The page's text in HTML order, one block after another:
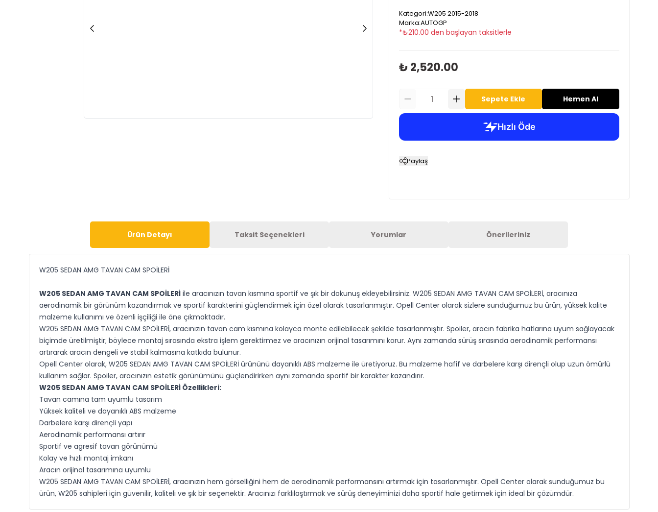
Kategori:W205 2015-2018
Marka:AUTOGP
*₺210.00 den başlayan taksitlerle
₺ 2,520.00
Sepete Ekle Hemen Al
Paylaş
Ürün Detayı Taksit Seçenekleri Yorumlar Önerileriniz
W205 SEDAN AMG TAVAN CAM SPOİLERİ
W205 SEDAN AMG TAVAN CAM SPOİLERİile aracınızın tavan kısmına sportif ve şık bir dokunuş ekleyebilirsiniz. W205 SEDAN AMG TAVAN CAM SPOİLERİ, aracınıza
aerodinamik bir görünüm kazandırmak ve sportif karakterini güçlendirmek için özel olarak tasarlanmıştır. Opell Center olarak sizlere sunduğumuz bu ürün, yüksek kalite
malzeme kullanımı ve özenli işçiliği ile öne çıkmaktadır.
W205 SEDAN AMG TAVAN CAM SPOİLERİ, aracınızın tavan cam kısmına kolayca monte edilebilecek şekilde tasarlanmıştır. Spoiler, aracın fabrika hatlarına uyum sağlayacak
biçimde üretilmiştir; böylece montaj sırasında ekstra işlem gerektirmez ve aracınızın orijinal tasarımını korur. Aynı zamanda sürüş sırasında aerodinamik performansı
artırarak aracın dengeli ve stabil kalmasına katkıda bulunur.
Opell Center olarak, W205 SEDAN AMG TAVAN CAM SPOİLERİ ürününü dayanıklı ABS malzeme ile üretiyoruz. Bu malzeme hafif ve darbelere karşı dirençli olup uzun ömürlü
kullanım sağlar. Spoiler, aracınızın estetik görünümünü güçlendirirken aynı zamanda sportif bir karakter kazandırır.
W205 SEDAN AMG TAVAN CAM SPOİLERİ Özellikleri:
Tavan camına tam uyumlu tasarım
Yüksek kaliteli ve dayanıklı ABS malzeme
Darbelere karşı dirençli yapı
Aerodinamik performansı artırır
Sportif ve agresif tavan görünümü
Kolay ve hızlı montaj imkanı
Aracın orijinal tasarımına uyumlu
W205 SEDAN AMG TAVAN CAM SPOİLERİ, aracınızın hem görselliğini hem de aerodinamik performansını artırmak için tasarlanmıştır. Opell Center olarak sunduğumuz bu
ürün, W205 sahipleri için güvenilir, kaliteli ve şık bir seçenektir. Aracınızı farklılaştırmak ve sürüş deneyiminizi daha sportif hale getirmek için ideal bir çözümdür.